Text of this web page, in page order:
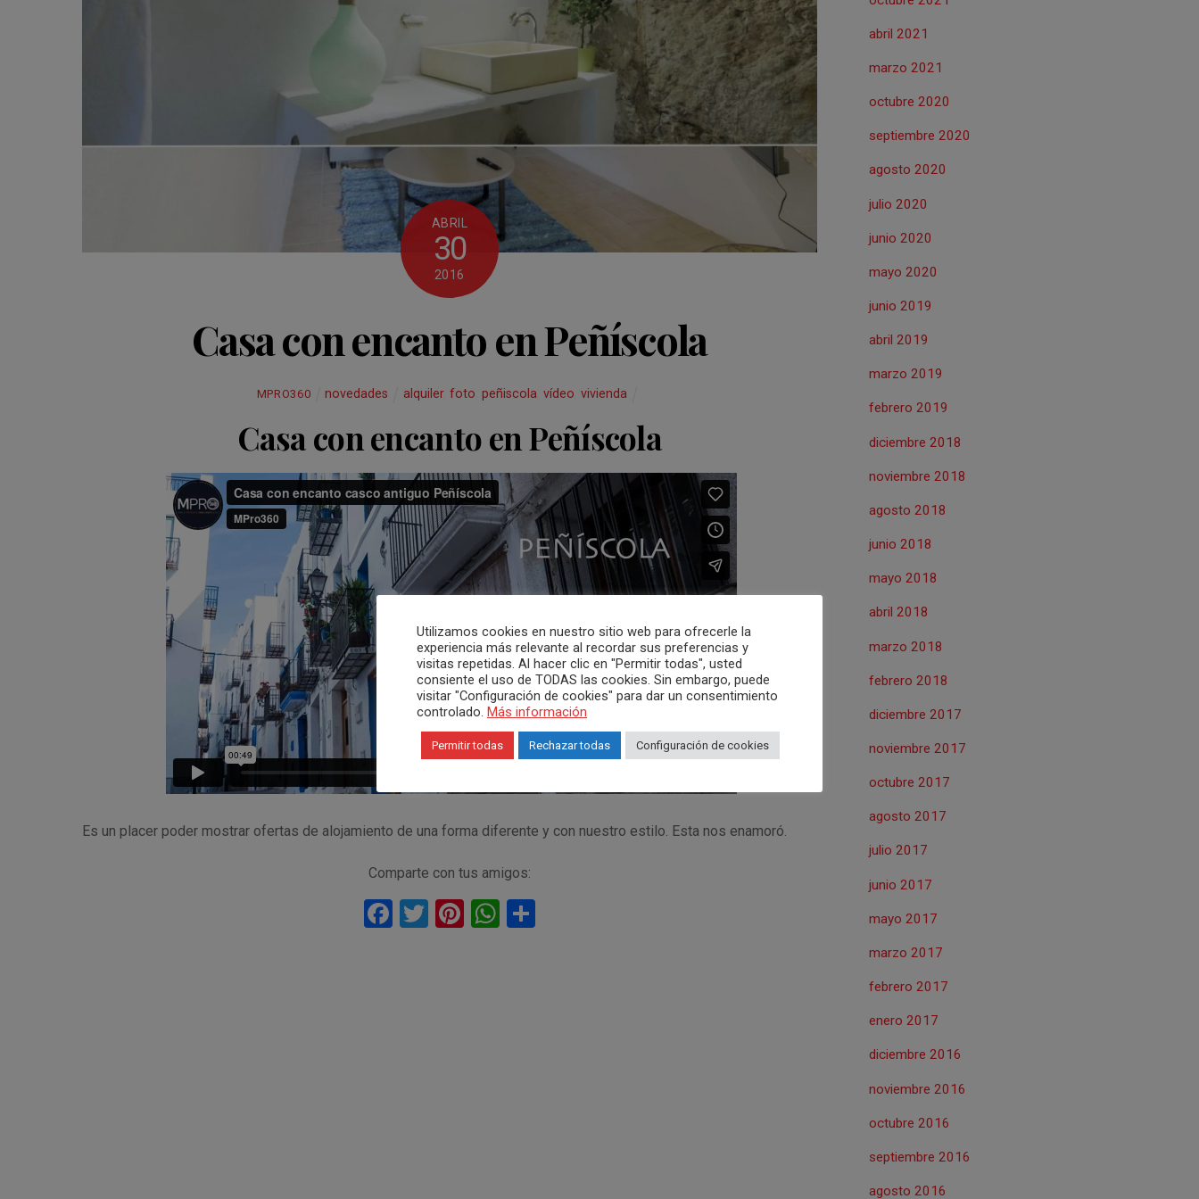
ABRIL
30
2016
Casa con encanto en Peñíscola
MPRO360 novedades alquiler, foto peñiscola vídeo vivienda
Casa con encanto en Peñíscola
Es un placer poder mostrar ofertas de alojamiento de una forma diferente y con nuestro estilo. Esta nos enamoró.
Comparte con tus amigos:
F
T Pi W
abril 2021
marzo 2021
octubre 2020
septiembre 2020
agosto 2020
julio 2020
junio 2020
mayo 2020
junio 2019
abril 2019
marzo 2019
febrero 2019
diciembre 2018
noviembre 2018
agosto 2018
junio 2018
mayo 2018
abril 2018
marzo 2018
febrero 2018
diciembre 2017
noviembre 2017
octubre 2017
agosto 2017
julio 2017
junio 2017
mayo 2017
marzo 2017
febrero 2017
enero 2017
diciembre 2016
noviembre 2016
octubre 2016
septiembre 2016
agosto 2016
Utilizamos cookies en nuestro sitio web para ofrecerle la
experiencia más relevante al recordar sus preferencias y
visitas repetidas. Al hacer clic en "Permitir todas", usted
consiente el uso de TODAS las cookies. Sin embargo, puede
visitar "Configuración de cookies" para dar un consentimiento
controlado. Más información
Permitir todas Rechazar todas Configuración de cookies